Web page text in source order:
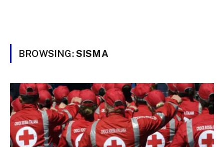
BROWSING:SISMA